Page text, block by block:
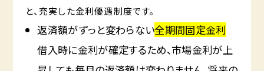
と、充実した金利優遇制度です。
返済額がずっと変わらない全期間固定金利
借入時に金利が確定するため、市場金利が上